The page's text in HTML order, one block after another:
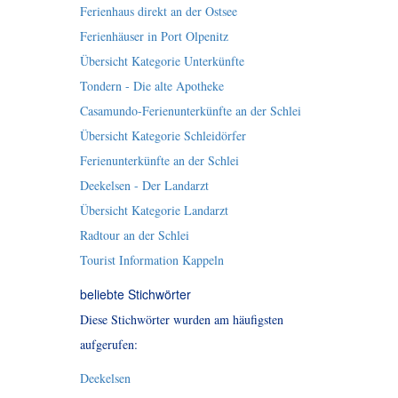
Ferienhaus direkt an der Ostsee
Ferienhäuser in Port Olpenitz
Übersicht Kategorie Unterkünfte
Tondern - Die alte Apotheke
Casamundo-Ferienunterkünfte an der Schlei
Übersicht Kategorie Schleidörfer
Ferienunterkünfte an der Schlei
Deekelsen - Der Landarzt
Übersicht Kategorie Landarzt
Radtour an der Schlei
Tourist Information Kappeln
beliebte Stichwörter
Diese Stichwörter wurden am häufigsten
aufgerufen:
Deekelsen